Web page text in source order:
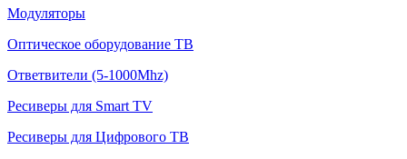
Модуляторы
Оптическое оборудование ТВ
Ответвители (5-1000Mhz)
Ресиверы для Smart TV
Ресиверы для Цифрового ТВ